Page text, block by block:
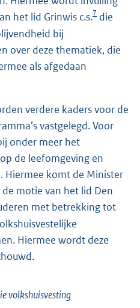
het lid Grinwis c.s.7 die
bij
over deze thematiek, die
als afgedaan
verdere kaders voor de
vastgelegd. Voor
onder meer het
de leefomgeving en
Hiermee komt de Minister
motie van het lid Den
met betrekking tot
Hiermee wordt deze
volkshuisvesting